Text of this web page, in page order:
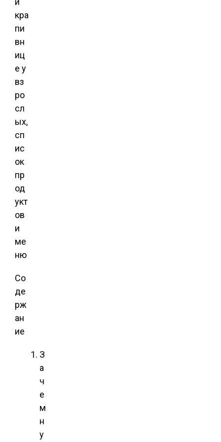
Со
де
рж
ан
ие
З
а
ч
е
м
н
у